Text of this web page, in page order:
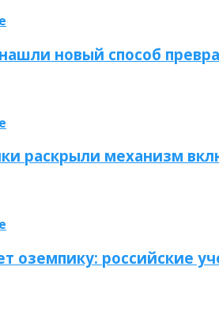
новый способ
раскрыли механизм
оземпику: российские